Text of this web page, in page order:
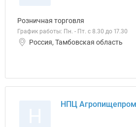
Розничная торговля
График работы: Пн. - Пт. с 8.30 до 17.30
Россия, Тамбовская область
НПЦ